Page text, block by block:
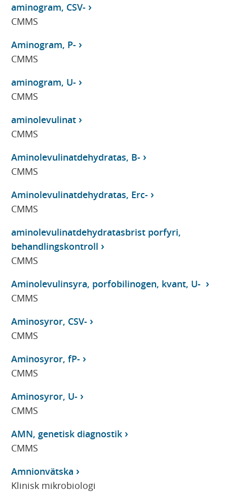
aminogram, CSV-
CMMS
Aminogram, P-
CMMS
aminogram, U-
CMMS
aminolevulinat
CMMS
Aminolevulinatdehydratas, B-
CMMS
Aminolevulinatdehydratas, Erc-
CMMS
aminolevulinatdehydratasbrist porfyri,
behandlingskontroll
CMMS
Aminolevulinsyra, porfobilinogen, kvant, U-
CMMS
Aminosyror, CSV-
CMMS
Aminosyror, fP-
CMMS
Aminosyror, U-
CMMS
AMN, genetisk diagnostik
CMMS
Amnionvätska
Klinisk mikrobiologi